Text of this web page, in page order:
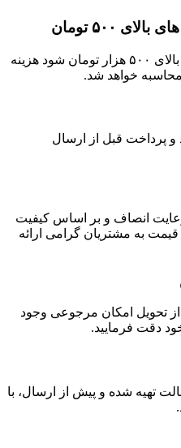
۵۰۰ تومان
چنان چه جمع صورت حساب شما بالای ۵۰۰ هزار تومان شود هزینه
خواهد شد.
و پرداخت قبل از ارسال
انصاف و بر اساس کیفیت
به مشتریان گرامی ارائه
تحویل امکان مرجوعی وجود
دقت فرمایید.
تهیه شده و پیش از ارسال، با